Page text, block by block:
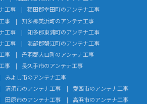
工事
額田郡幸田町のアンテナ工事
事
知多郡美浜町のアンテナ工事
工事
知多郡東浦町のアンテナ工事
工事
海部郡蟹江町のアンテナ工事
事
丹羽郡大口町のアンテナ工事
事
長久手市のアンテナ工事
みよし市のアンテナ工事
清須市のアンテナ工事
愛西市のアンテナ工事
田原市のアンテナ工事
高浜市のアンテナ工事